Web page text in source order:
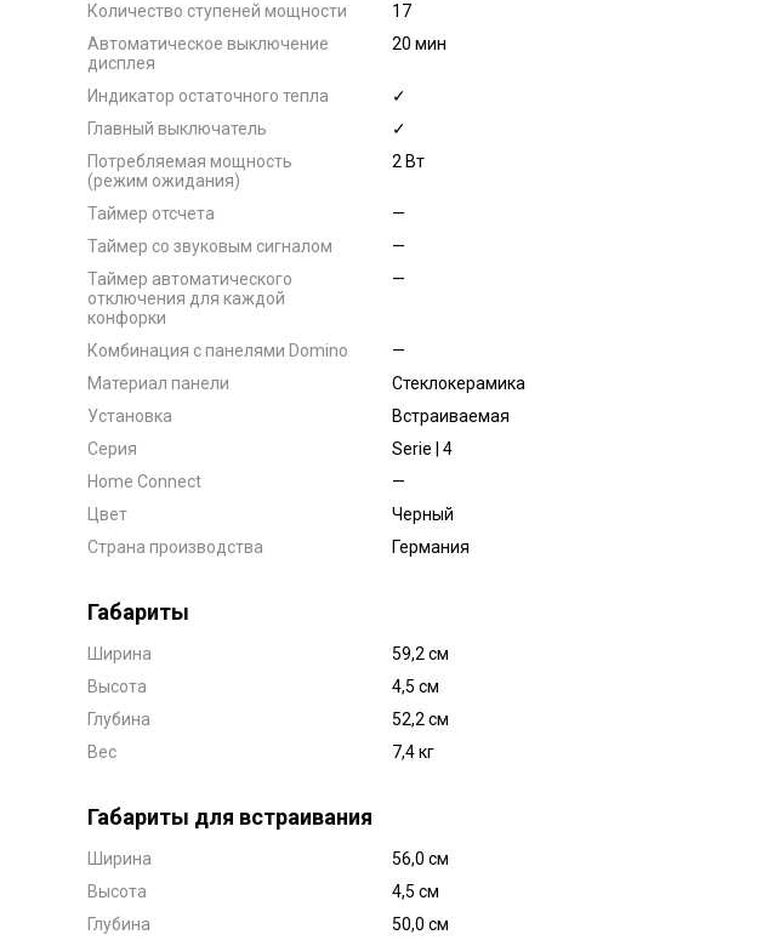
Количество ступеней мощности
17
Автоматическое выключение
дисплея
20 мин
Индикатор остаточного тепла
✓
Главный выключатель
✓
Потребляемая мощность
(режим ожидания)
2 Вт
Таймер отсчета
—
Таймер со звуковым сигналом
—
Таймер автоматического
отключения для каждой
конфорки
—
Комбинация с панелями Domino
—
Материал панели
Стеклокерамика
Установка
Встраиваемая
Серия
Serie | 4
Home Connect
—
Цвет
Черный
Страна производства
Германия
Габариты
Ширина
59,2 см
Высота
4,5 см
Глубина
52,2 см
Вес
7,4 кг
Габариты для встраивания
Ширина
56,0 см
Высота
4,5 см
Глубина
50,0 см